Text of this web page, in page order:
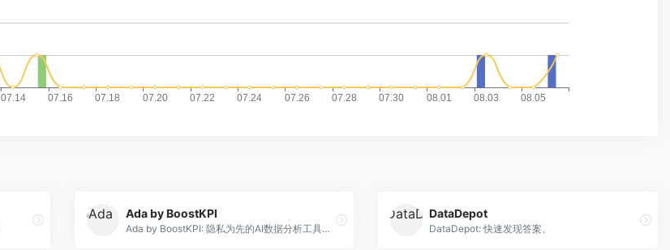
Ada by BoostKPI
Ada by BoostKPI: 隐私为先的AI数据分析工具，用于报告、洞察和检测高基数数据集中的异常。
DataDepot
DataDepot: 快速发现答案。